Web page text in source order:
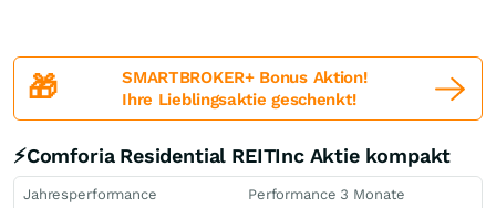
🎁
SMARTBROKER+ Bonus Aktion!
Ihre Lieblingsaktie geschenkt!
⚡Comforia Residential REITInc Aktie kompakt
Jahresperformance Performance 3 Monate